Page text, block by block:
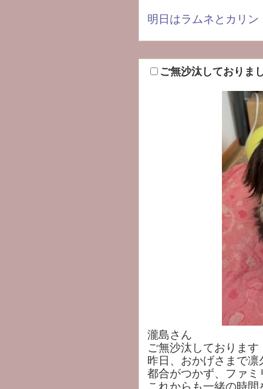
明日はラムネとカリ
ご無沙汰しておりま
瀧島さん
ご無沙汰しております
昨日、おかげさまで
都合がつかず、ファ
これからも一緒の時